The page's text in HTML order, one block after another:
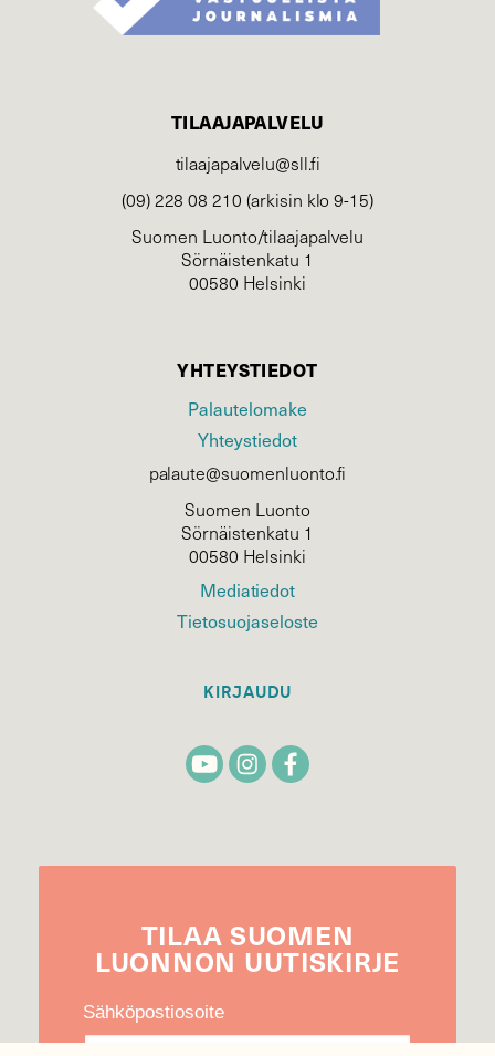
TILAAJAPALVELU
tilaajapalvelu@sll.fi
(09) 228 08 210 (arkisin klo 9-15)
Suomen Luonto/tilaajapalvelu
Sörnäistenkatu 1
00580 Helsinki
YHTEYSTIEDOT
Palautelomake
Yhteystiedot
palaute@suomenluonto.fi
Suomen Luonto
Sörnäistenkatu 1
00580 Helsinki
Mediatiedot
Tietosuojaseloste
KIRJAUDU
TILAA SUOMEN
LUONNON UUTIS­KIRJE
Sähköpostiosoite